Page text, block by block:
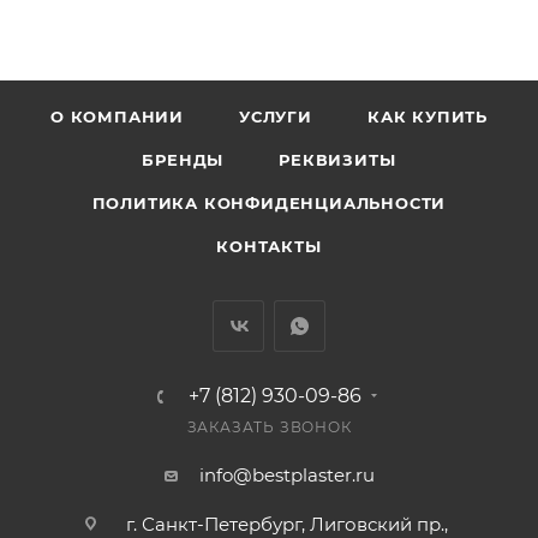
О КОМПАНИИ УСЛУГИ КАК КУПИТЬ
БРЕНДЫ РЕКВИЗИТЫ
ПОЛИТИКА КОНФИДЕНЦИАЛЬНОСТИ
КОНТАКТЫ
+7 (812) 930-09-86
ЗАКАЗАТЬ ЗВОНОК
info@bestplaster.ru
г. Санкт-Петербург, Лиговский пр.,